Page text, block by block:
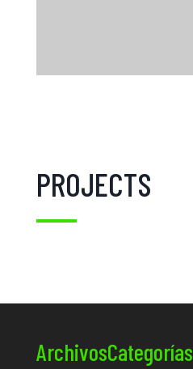
PROJECTS
ArchivosCategorías